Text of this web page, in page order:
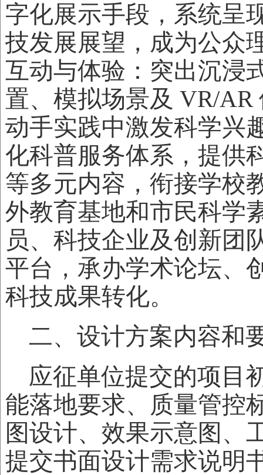
字化展示手段，系统呈
技发展展望，成为公众
互动与体验：突出沉浸
置、模拟场景及 VR/
动手实践中激发科学兴
化科普服务体系，提供
等多元内容，衔接学校
外教育基地和市民科学
员、科技企业及创新团
平台，承办学术论坛、
科技成果转化。
二、设计方案内容和
应征单位提交的项目
能落地要求、质量管控
图设计、效果示意图、
提交书面设计需求说明